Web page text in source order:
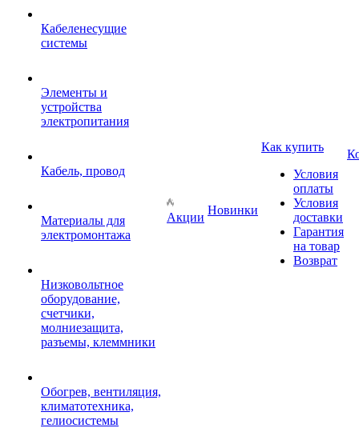
Кабеленесущие
системы
Элементы и
устройства
электропитания
Кабель, провод
Материалы для
электромонтажа
Низковольтное
оборудование,
счетчики,
молниезащита,
разъемы, клеммники
Обогрев, вентиляция,
климатотехника,
гелиосистемы
Акции
Новинки
Как купить
Условия
оплаты
Условия
доставки
Гарантия
на товар
Возврат